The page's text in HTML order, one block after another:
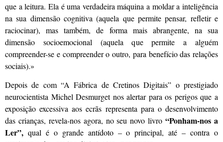
que a leitura. Ela é uma verdadeira máquina a moldar a inteligência
na sua dimensão cognitiva (aquela que permite pensar, refletir e
raciocinar), mas também, de forma mais abrangente, na sua
dimensão socioemocional (aquela que permite a alguém
compreender-se e compreender o outro, para benefício das relações
sociais).»
Depois de com “A Fábrica de Cretinos Digitais” o prestigiado
neurocientista Michel Desmurget nos alertar para os perigos que a
exposição excessiva aos ecrãs representa para o desenvolvimento
das crianças, revela-nos agora, no seu novo livro“Ponham-nos a
Ler”, qual é o grande antídoto – o principal, até – contra o